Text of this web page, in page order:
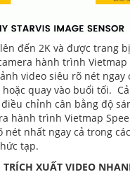
đến 2K và được trang
hành trình Vietmap
video siêu rõ nét ngay
quay vào buổi tối.
chỉnh cân bằng độ
hành trình Vietmap
nhất ngay cả trong
tạp.
XUẤT VIDEO